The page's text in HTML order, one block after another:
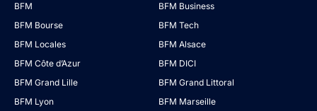
BFM
BFM Business
BFM Bourse
BFM Tech
BFM Locales
BFM Alsace
BFM Côte d’Azur
BFM DICI
BFM Grand Lille
BFM Grand Littoral
BFM Lyon
BFM Marseille